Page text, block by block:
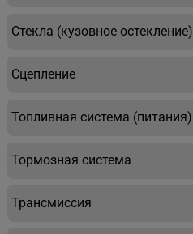
Стекла (кузовное остекление)
Сцепление
Топливная система (питания)
Тормозная система
Трансмиссия